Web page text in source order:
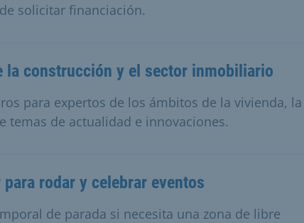
solicitar financiación.
la construcción y el sector inmobiliario
para expertos de los ámbitos de la vivienda, la
temas de actualidad e innovaciones.
rodar y celebrar eventos
de parada si necesita una zona de libre